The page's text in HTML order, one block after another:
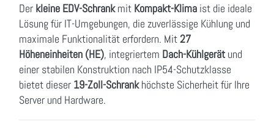
Der kleine EDV-Schrankmit Kompakt-Klima ist die ideale
Lösung für IT-Umgebungen, die zuverlässige Kühlung und
maximale Funktionalität erfordern. Mit27
Höheneinheiten (HE), integriertem Dach-Kühlgerät und
einer stabilen Konstruktion nach IP54-Schutzklasse
bietet dieser 19-Zoll-Schrankhöchste Sicherheit für Ihre
Server und Hardware.